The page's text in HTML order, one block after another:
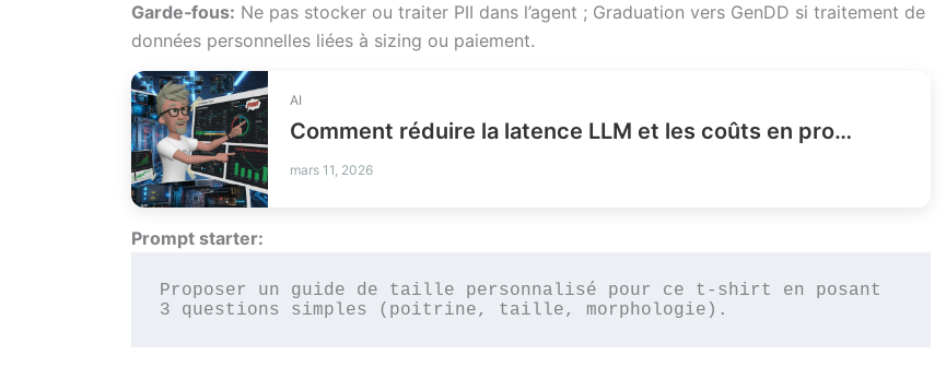
Garde‑fous: Ne pas stocker ou traiter PII dans l’agent ; Graduation vers GenDD si traitement de
données personnelles liées à sizing ou paiement.
AI
Comment réduire la latence LLM et les coûts en production ?
mars 11, 2026
Prompt starter:
Proposer un guide de taille personnalisé pour ce t‑shirt en posant
3 questions simples (poitrine, taille, morphologie).